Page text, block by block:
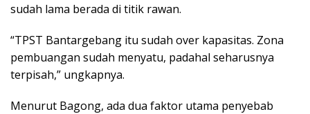
sudah lama berada di titik rawan.
“TPST Bantargebang itu sudah over kapasitas. Zona
pembuangan sudah menyatu, padahal seharusnya
terpisah,” ungkapnya.
Menurut Bagong, ada dua faktor utama penyebab